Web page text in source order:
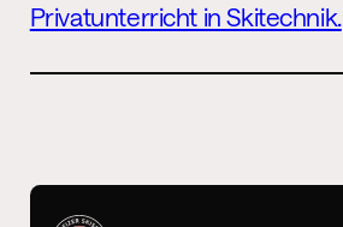
Privatunterricht in Skitechnik.